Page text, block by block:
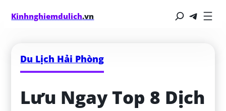
Kinhnghiemdulich.vn
Du Lịch Hải Phòng
Lưu Ngay Top 8 Dịch